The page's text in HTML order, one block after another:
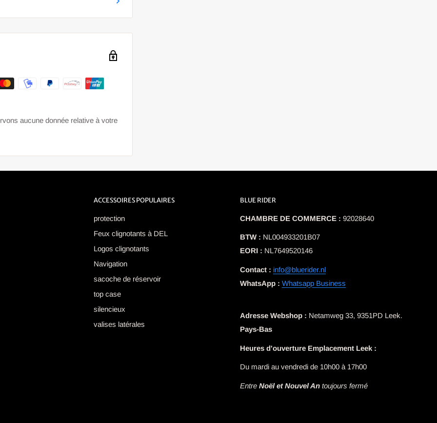
aucune donnée relative à votre
ACCESSOIRES POPULAIRES
protection
Feux clignotants à DEL
Logos clignotants
Navigation
sacoche de réservoir
top case
silencieux
valises latérales
BLUE RIDER
CHAMBRE DE COMMERCE : 92028640
BTW : NL004933201B07
EORI : NL7649520146
Contact : info@bluerider.nl
WhatsApp : Whatsapp Business
Adresse Webshop : Netamweg 33, 9351PD Leek.
Pays-Bas
Heures d'ouverture Emplacement Leek :
Du mardi au vendredi de 10h00 à 17h00
Entre Noël et Nouvel An toujours fermé